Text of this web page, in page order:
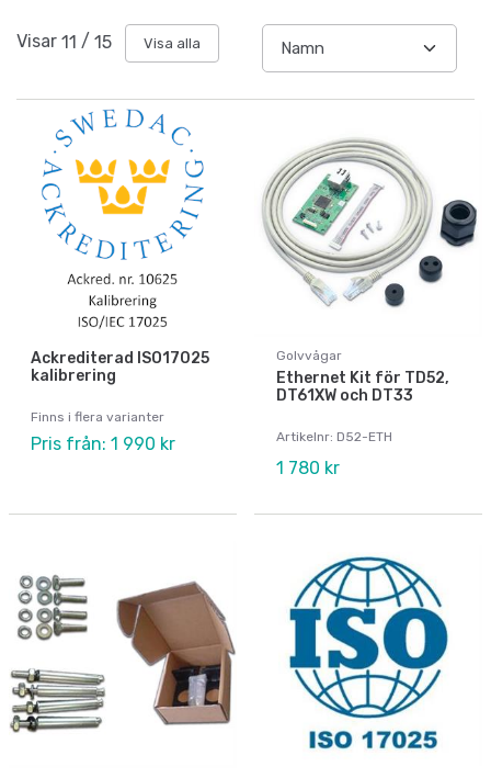
Visar 11 / 15 Visa alla
Ackrediterad ISO17025
kalibrering
Finns i flera varianter
Pris från: 1 990 kr
Golvvågar
Ethernet Kit för TD52,
DT61XW och DT33
Artikelnr: D52-ETH
1 780 kr